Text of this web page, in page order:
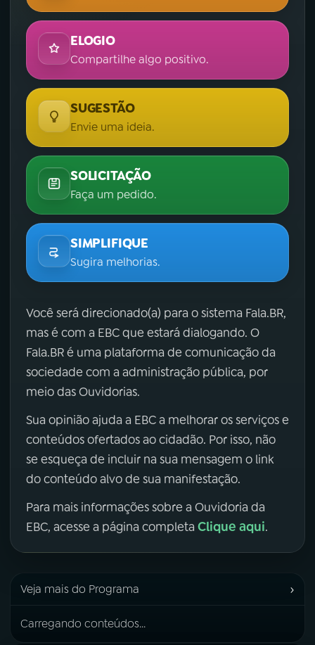
ELOGIO
Compartilhe algo positivo.
SUGESTÃO
Envie uma ideia.
SOLICITAÇÃO
Faça um pedido.
SIMPLIFIQUE
Sugira melhorias.
Você será direcionado(a) para o sistema Fala.BR,
mas é com a EBC que estará dialogando. O
Fala.BR é uma plataforma de comunicação da
sociedade com a administração pública, por
meio das Ouvidorias.
Sua opinião ajuda a EBC a melhorar os serviços e
conteúdos ofertados ao cidadão. Por isso, não
se esqueça de incluir na sua mensagem o link
do conteúdo alvo de sua manifestação.
Para mais informações sobre a Ouvidoria da
EBC, acesse a página completa Clique aqui.
Veja mais do Programa ›
Carregando conteúdos...